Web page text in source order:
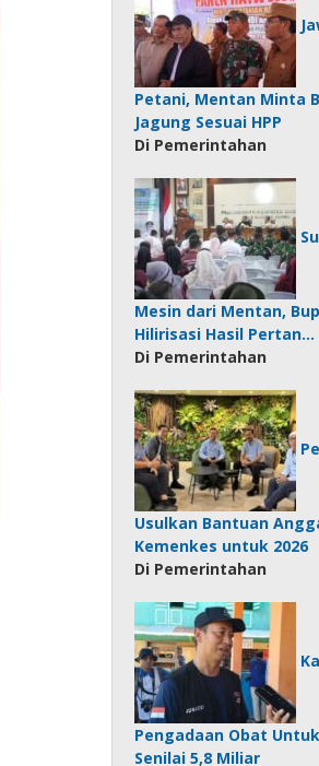
Petani, Mentan Minta
Jagung Sesuai HPP
Di Pemerintahan
Mesin dari Mentan,
Hilirisasi Hasil Pertan…
Di Pemerintahan
Usulkan Bantuan
Kemenkes untuk 2026
Di Pemerintahan
Pengadaan Obat
Senilai 5,8 Miliar